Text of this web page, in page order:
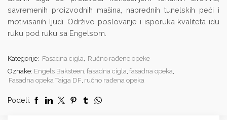
savremenih proizvodnih mašina, naprednih tunelskih peći i
motivisanih ljudi. Održivo poslovanje i isporuka kvaliteta idu
ruku pod ruku sa Engelsom.
Kategorije: Fasadna cigla
Ručno rađene opeke
Oznake: Engels Baksteen fasadna cigla fasadna opeka
Fasadna opeka Taiga DF ručno rađena opeka
Podeli: